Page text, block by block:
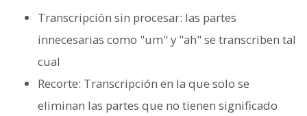
Transcripción sin procesar: las partes
innecesarias como "um" y "ah" se transcriben tal
cual
Recorte: Transcripción en la que solo se
eliminan las partes que no tienen significado